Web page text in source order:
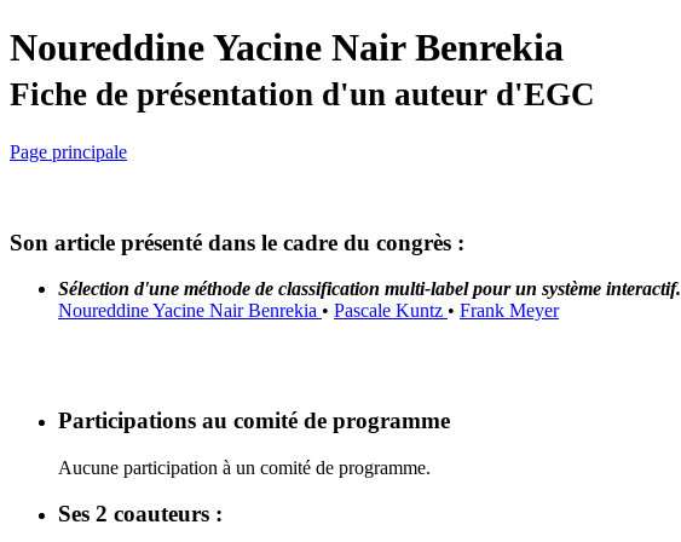
Noureddine Yacine Nair Benrekia
Fiche de présentation d'un auteur d'EGC
Page principale
Son article présenté dans le cadre du congrès :
Sélection d'une méthode de classification multi-label pour un système interactif.
Noureddine Yacine Nair Benrekia • Pascale Kuntz • Frank Meyer
Participations au comité de programme
Aucune participation à un comité de programme.
Ses 2 coauteurs :